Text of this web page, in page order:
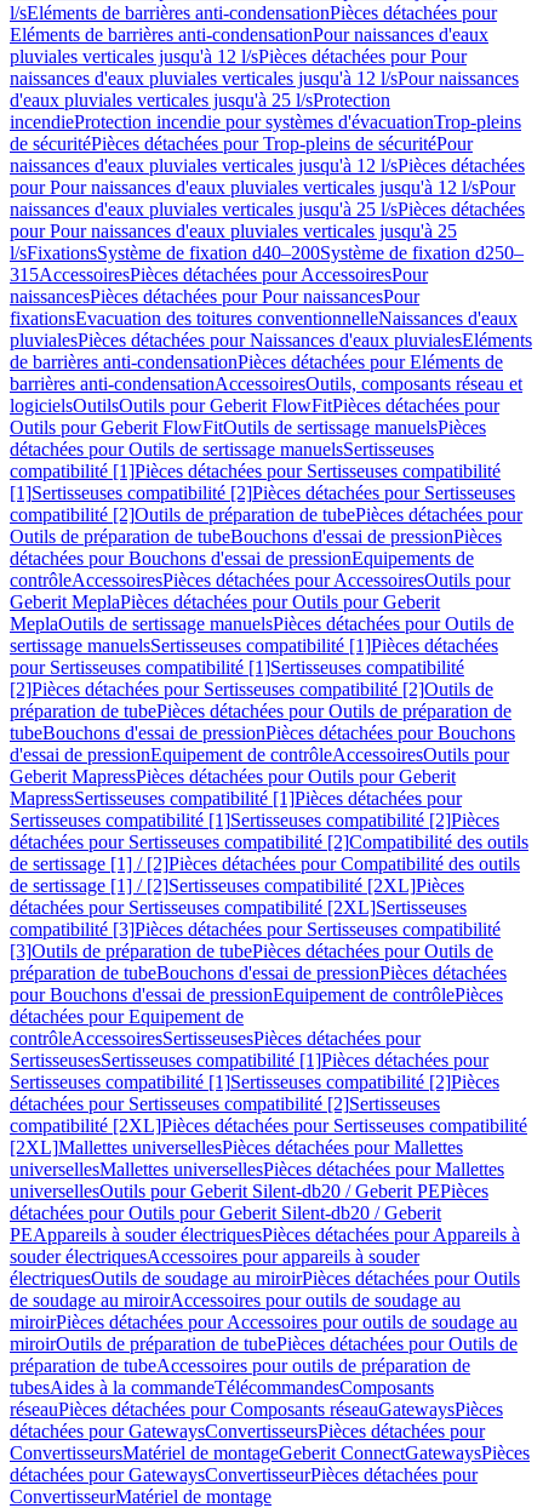
l/sEléments de barrières anti-condensationPièces détachées pour
Eléments de barrières anti-condensationPour naissances d'eaux
pluviales verticales jusqu'à 12 l/sPièces détachées pour Pour
naissances d'eaux pluviales verticales jusqu'à 12 l/sPour naissances
d'eaux pluviales verticales jusqu'à 25 l/sProtection
incendieProtection incendie pour systèmes d'évacuationTrop-pleins
de sécuritéPièces détachées pour Trop-pleins de sécuritéPour
naissances d'eaux pluviales verticales jusqu'à 12 l/sPièces détachées
pour Pour naissances d'eaux pluviales verticales jusqu'à 12 l/sPour
naissances d'eaux pluviales verticales jusqu'à 25 l/sPièces détachées
pour Pour naissances d'eaux pluviales verticales jusqu'à 25
l/sFixationsSystème de fixation d40–200Système de fixation d250–
315AccessoiresPièces détachées pour AccessoiresPour
naissancesPièces détachées pour Pour naissancesPour
fixationsEvacuation des toitures conventionnelleNaissances d'eaux
pluvialesPièces détachées pour Naissances d'eaux pluvialesEléments
de barrières anti-condensationPièces détachées pour Eléments de
barrières anti-condensationAccessoiresOutils, composants réseau et
logicielsOutilsOutils pour Geberit FlowFitPièces détachées pour
Outils pour Geberit FlowFitOutils de sertissage manuelsPièces
détachées pour Outils de sertissage manuelsSertisseuses
compatibilité [1]Pièces détachées pour Sertisseuses compatibilité
[1]Sertisseuses compatibilité [2]Pièces détachées pour Sertisseuses
compatibilité [2]Outils de préparation de tubePièces détachées pour
Outils de préparation de tubeBouchons d'essai de pressionPièces
détachées pour Bouchons d'essai de pressionEquipements de
contrôleAccessoiresPièces détachées pour AccessoiresOutils pour
Geberit MeplaPièces détachées pour Outils pour Geberit
MeplaOutils de sertissage manuelsPièces détachées pour Outils de
sertissage manuelsSertisseuses compatibilité [1]Pièces détachées
pour Sertisseuses compatibilité [1]Sertisseuses compatibilité
[2]Pièces détachées pour Sertisseuses compatibilité [2]Outils de
préparation de tubePièces détachées pour Outils de préparation de
tubeBouchons d'essai de pressionPièces détachées pour Bouchons
d'essai de pressionEquipement de contrôleAccessoiresOutils pour
Geberit MapressPièces détachées pour Outils pour Geberit
MapressSertisseuses compatibilité [1]Pièces détachées pour
Sertisseuses compatibilité [1]Sertisseuses compatibilité [2]Pièces
détachées pour Sertisseuses compatibilité [2]Compatibilité des outils
de sertissage [1] / [2]Pièces détachées pour Compatibilité des outils
de sertissage [1] / [2]Sertisseuses compatibilité [2XL]Pièces
détachées pour Sertisseuses compatibilité [2XL]Sertisseuses
compatibilité [3]Pièces détachées pour Sertisseuses compatibilité
[3]Outils de préparation de tubePièces détachées pour Outils de
préparation de tubeBouchons d'essai de pressionPièces détachées
pour Bouchons d'essai de pressionEquipement de contrôlePièces
détachées pour Equipement de
contrôleAccessoiresSertisseusesPièces détachées pour
SertisseusesSertisseuses compatibilité [1]Pièces détachées pour
Sertisseuses compatibilité [1]Sertisseuses compatibilité [2]Pièces
détachées pour Sertisseuses compatibilité [2]Sertisseuses
compatibilité [2XL]Pièces détachées pour Sertisseuses compatibilité
[2XL]Mallettes universellesPièces détachées pour Mallettes
universellesMallettes universellesPièces détachées pour Mallettes
universellesOutils pour Geberit Silent-db20 / Geberit PEPièces
détachées pour Outils pour Geberit Silent-db20 / Geberit
PEAppareils à souder électriquesPièces détachées pour Appareils à
souder électriquesAccessoires pour appareils à souder
électriquesOutils de soudage au miroirPièces détachées pour Outils
de soudage au miroirAccessoires pour outils de soudage au
miroirPièces détachées pour Accessoires pour outils de soudage au
miroirOutils de préparation de tubePièces détachées pour Outils de
préparation de tubeAccessoires pour outils de préparation de
tubesAides à la commandeTélécommandesComposants
réseauPièces détachées pour Composants réseauGatewaysPièces
détachées pour GatewaysConvertisseursPièces détachées pour
ConvertisseursMatériel de montageGeberit ConnectGatewaysPièces
détachées pour GatewaysConvertisseurPièces détachées pour
ConvertisseurMatériel de montage